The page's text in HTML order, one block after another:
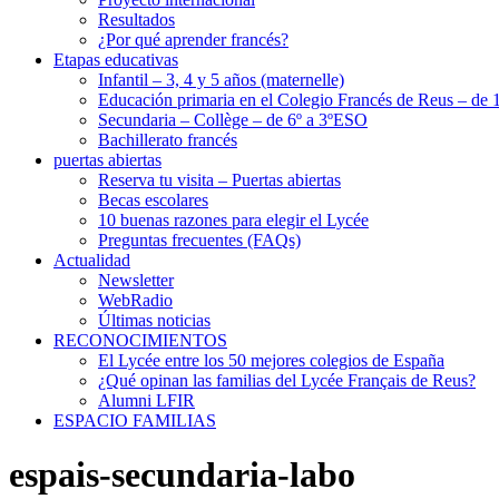
Resultados
¿Por qué aprender francés?
Etapas educativas
Infantil – 3, 4 y 5 años (maternelle)
Educación primaria en el Colegio Francés de Reus – de
Secundaria – Collège – de 6º a 3ºESO
Bachillerato francés
puertas abiertas
Reserva tu visita – Puertas abiertas
Becas escolares
10 buenas razones para elegir el Lycée
Preguntas frecuentes (FAQs)
Actualidad
Newsletter
WebRadio
Últimas noticias
RECONOCIMIENTOS
El Lycée entre los 50 mejores colegios de España
¿Qué opinan las familias del Lycée Français de Reus?
Alumni LFIR
ESPACIO FAMILIAS
espais-secundaria-labo